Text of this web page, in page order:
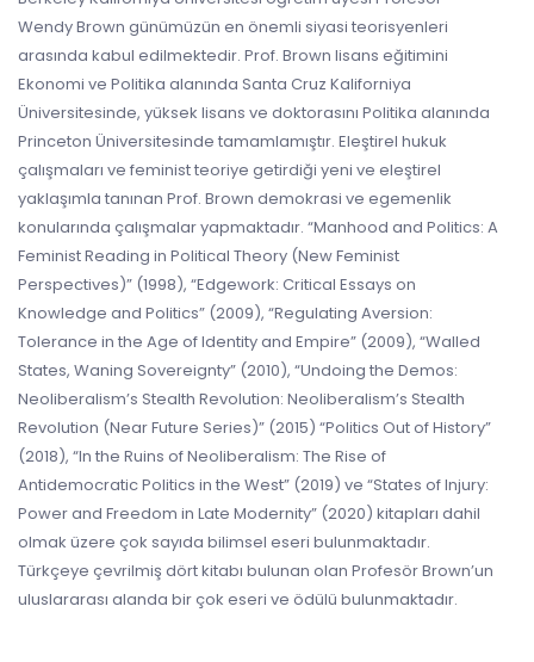
Wendy Brown günümüzün en önemli siyasi teorisyenleri
arasında kabul edilmektedir. Prof. Brown lisans eğitimini
Ekonomi ve Politika alanında Santa Cruz Kaliforniya
Üniversitesinde, yüksek lisans ve doktorasını Politika alanında
Princeton Üniversitesinde tamamlamıştır. Eleştirel hukuk
çalışmaları ve feminist teoriye getirdiği yeni ve eleştirel
yaklaşımla tanınan Prof. Brown demokrasi ve egemenlik
konularında çalışmalar yapmaktadır. “Manhood and Politics: A
Feminist Reading in Political Theory (New Feminist
Perspectives)” (1998), “Edgework: Critical Essays on
Knowledge and Politics” (2009), “Regulating Aversion:
Tolerance in the Age of Identity and Empire” (2009), “Walled
States, Waning Sovereignty” (2010), “Undoing the Demos:
Neoliberalism’s Stealth Revolution: Neoliberalism’s Stealth
Revolution (Near Future Series)” (2015) “Politics Out of History”
(2018), “In the Ruins of Neoliberalism: The Rise of
Antidemocratic Politics in the West” (2019) ve “States of Injury:
Power and Freedom in Late Modernity” (2020) kitapları dahil
olmak üzere çok sayıda bilimsel eseri bulunmaktadır.
Türkçeye çevrilmiş dört kitabı bulunan olan Profesör Brown’un
uluslararası alanda bir çok eseri ve ödülü bulunmaktadır.